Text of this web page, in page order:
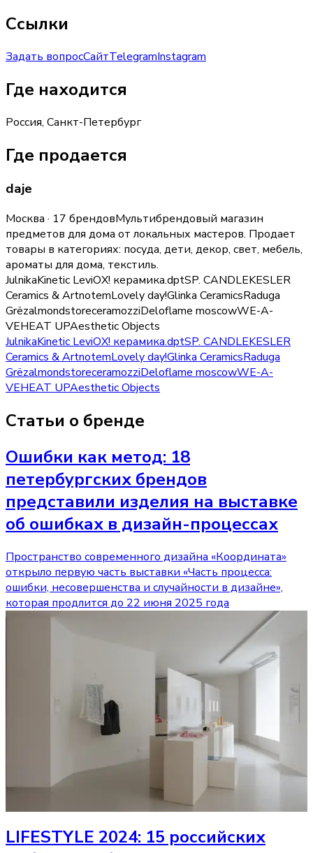
Ссылки
Задать вопросСайтTelegramInstagram
Где находится
Россия, Санкт-Петербург
Где продается
daje
Москва · 17 брендовМультибрендовый магазин
предметов для дома от локальных мастеров. Продает
товары в категориях: посуда, дети, декор, свет, мебель,
ароматы для дома, текстиль.
JulnikaKinetic LeviОХ! керамика.dptSP. CANDLEKESLER
Ceramics & ArtnotemLovely day!Glinka CeramicsRaduga
GrёzalmondstoreceramozziDeloflame moscowWE-A-
VEHEAT UPAesthetic Objects
JulnikaKinetic LeviОХ! керамика.dptSP. CANDLEKESLER
Ceramics & ArtnotemLovely day!Glinka CeramicsRaduga
GrёzalmondstoreceramozziDeloflame moscowWE-A-
VEHEAT UPAesthetic Objects
Статьи о бренде
Ошибки как метод: 18
петербургских брендов
представили изделия на выставке
об ошибках в дизайн-процессах
Пространство современного дизайна «Координата»
открыло первую часть выставки «Часть процесса:
ошибки, несовершенства и случайности в дизайне»,
которая продлится до 22 июня 2025 года
LIFESTYLE 2024: 15 российских